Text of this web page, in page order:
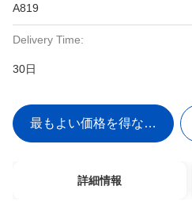
A819
Delivery Time:
30日
最もよい価格を得なさい
詳細情報